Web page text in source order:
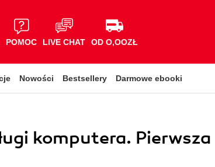
POMOC LIVE CHAT OD O,OOZŁ
Nowości Bestsellery Darmowe ebooki
komputera. Pierwsza